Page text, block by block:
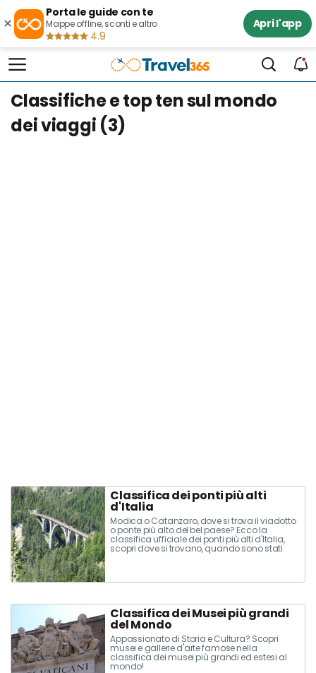
×
Porta le guide con te
Mappe offline, sconti e altro
4.9
Apri l'app
Classifiche e top ten sul mondo
dei viaggi (3)
Classifica dei ponti più alti
d'Italia
Modica o Catanzaro, dove si trova il viadotto
o ponte più alto del bel paese? Ecco la
classifica ufficiale dei ponti più alti d'Italia,
scopri dove si trovano, quando sono stati
inaugurati e quanto sono alti
Classifica dei Musei più grandi
del Mondo
Appassionato di Storia e Cultura? Scopri
musei e gallerie d'arte famose nella
classifica dei musei più grandi ed estesi al
mondo!